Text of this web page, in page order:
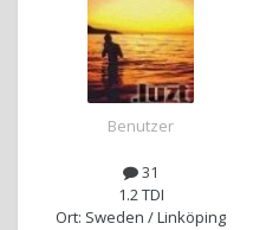
Benutzer
31
1.2 TDI
Ort: Sweden / Linköping